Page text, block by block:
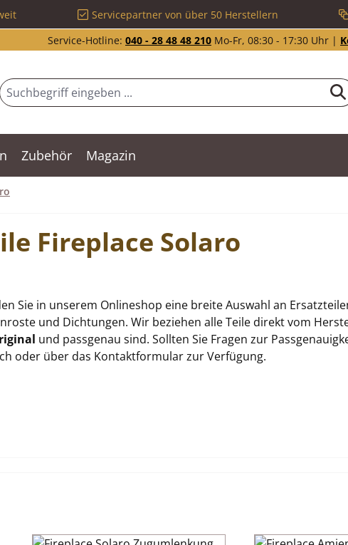
Servicepartner von über 50 Herstellern
Service-Hotline: 040 - 28 48 48 210 Mo-Fr, 08:30 - 17:30 Uhr |
Zubehör Magazin
Fireplace Solaro
Sie in unserem Onlineshop eine breite Auswahl an
und Dichtungen. Wir beziehen alle Teile direkt vom
und passgenau sind. Sollten Sie Fragen zur
oder über das Kontaktformular zur Verfügung.